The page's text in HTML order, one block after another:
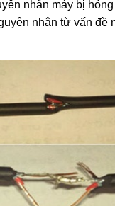
nhân máy bị
nhân từ vấn đề